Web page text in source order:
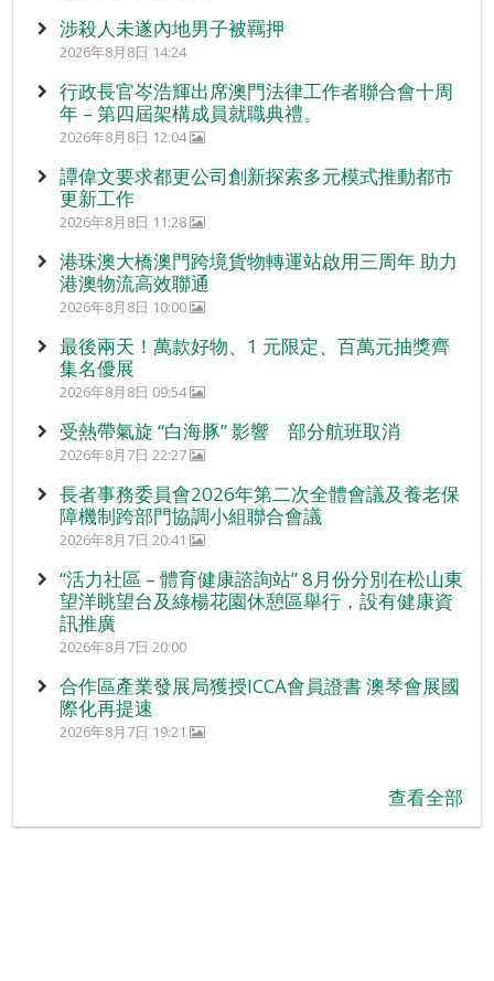
涉殺人未遂內地男子被羈押
2026年8月8日 14:24
行政長官岑浩輝出席澳門法律工作者聯合會十周
年 – 第四屆架構成員就職典禮。
2026年8月8日 12:04
譚偉文要求都更公司創新探索多元模式推動都市
更新工作
2026年8月8日 11:28
港珠澳大橋澳門跨境貨物轉運站啟用三周年 助力
港澳物流高效聯通
2026年8月8日 10:00
最後兩天！萬款好物、1 元限定、百萬元抽獎齊
集名優展
2026年8月8日 09:54
受熱帶氣旋 “白海豚” 影響 部分航班取消
2026年8月7日 22:27
長者事務委員會2026年第二次全體會議及養老保
障機制跨部門協調小組聯合會議
2026年8月7日 20:41
“活力社區 – 體育健康諮詢站” 8月份分別在松山東
望洋眺望台及綠楊花園休憩區舉行，設有健康資
訊推廣
2026年8月7日 20:00
合作區產業發展局獲授ICCA會員證書 澳琴會展國
際化再提速
2026年8月7日 19:21
查看全部